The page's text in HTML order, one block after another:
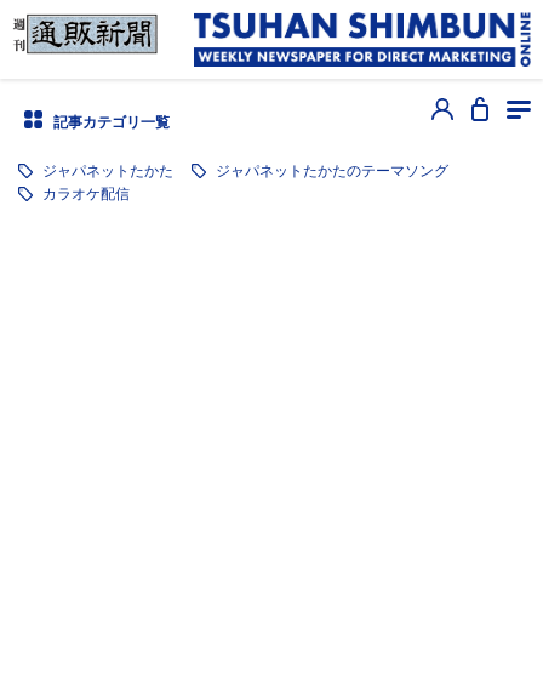
記事カテゴリ一覧
ジャパネットたかた
ジャパネットたかたのテーマソング
カラオケ配信